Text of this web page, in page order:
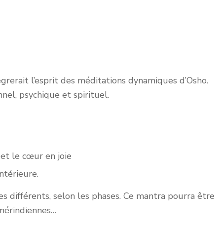
l’esprit des méditations dynamiques d’Osho.
psychique et spirituel.
le cœur en joie
différents, selon les phases. Ce mantra pourra être